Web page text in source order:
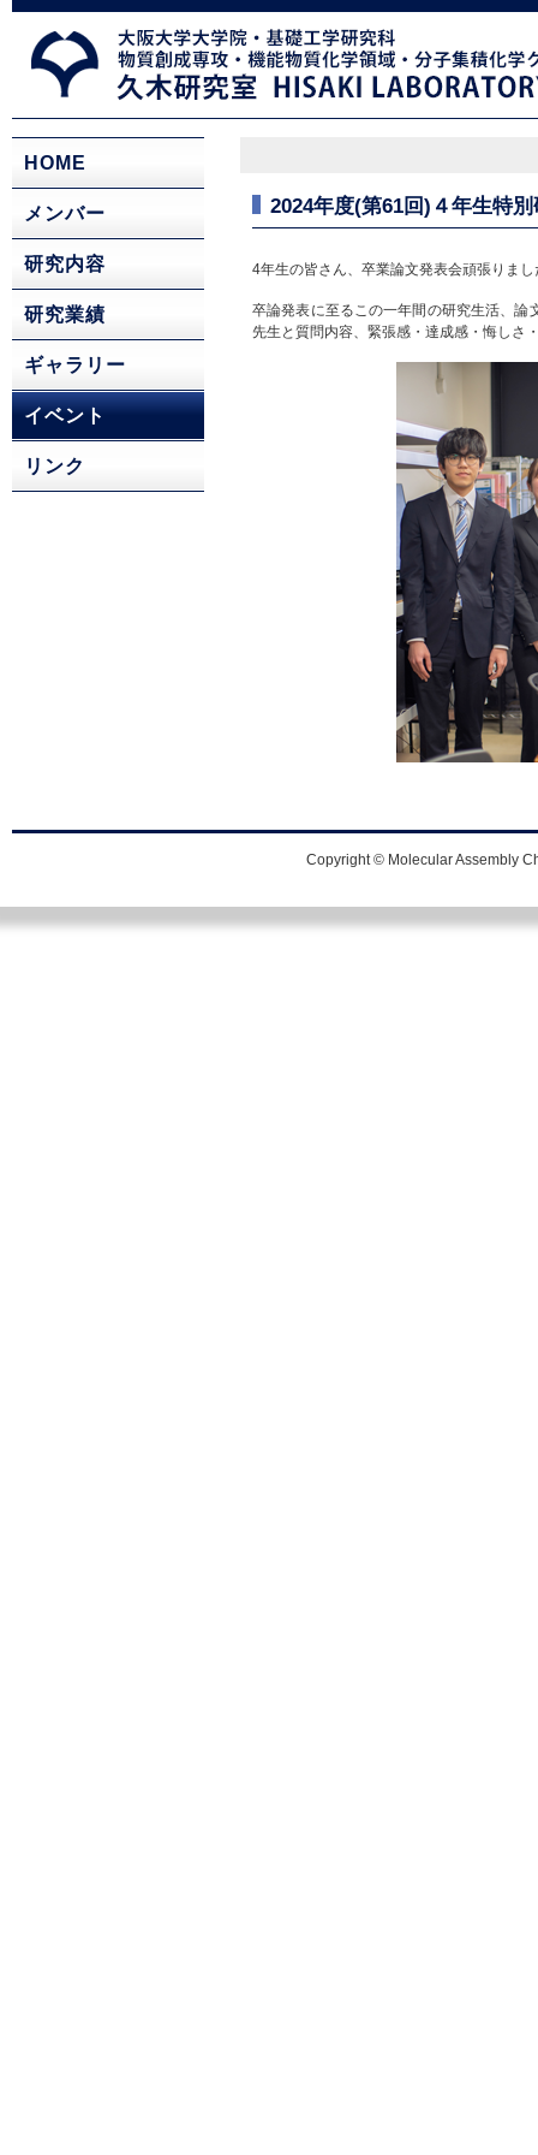
2024年度(第61回)４年生特
4年生の皆さん、卒業論文発表会頑張りまし
卒論発表に至るこの一年間の研究生活、
先生と質問内容、緊張感・達成感・悔しさ
HOME
メンバー
研究内容
研究業績
ギャラリー
イベント
リンク
Copyright © Molecular Assembly